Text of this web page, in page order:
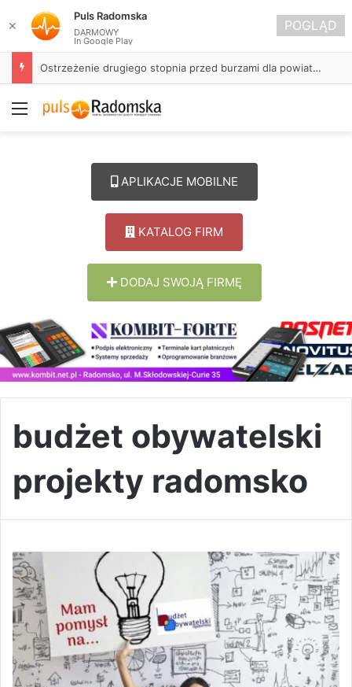
Ostrzeżenie drugiego stopnia przed burzami dla powiatu radomszczańskiego
Menu
APLIKACJE MOBILNE
KATALOG FIRM
DODAJ SWOJĄ FIRMĘ
budżet obywatelski
projekty radomsko
✕
Puls Radomska
DARMOWY
In Google Play
POGLĄD